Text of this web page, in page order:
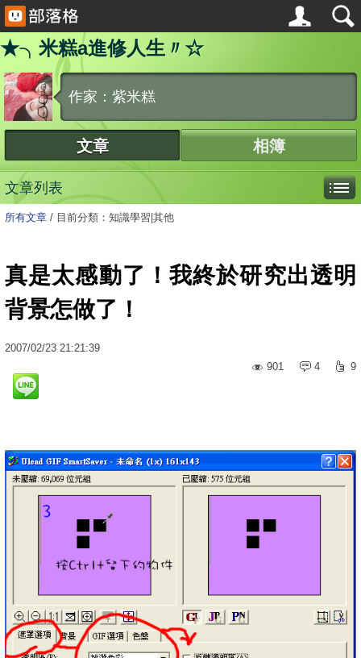
★╮米糕a進修人生〃☆
作家：紫米糕
文章 相簿
文章列表
所有文章 / 目前分類：知識學習|其他
真是太感動了！我終於研究出透明
背景怎做了！
2007/02/23 21:21:39
901
4 9